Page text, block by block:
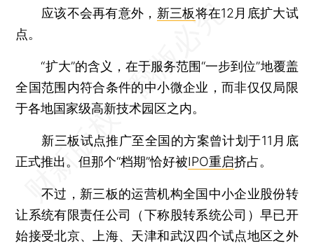
应该不会再有意外， 新三板将在12月底扩大试
点。
“扩大”的含义，在于服务范围“一步到位”地覆盖
全国范围内符合条件的中小微企业，而非仅仅局限
于各地国家级高新技术园区之内。
新三板试点推广至全国的方案曾计划于11月底
正式推出。但那个“档期”恰好被IPO重启挤占。
不过，新三板的运营机构全国中小企业股份转
让系统有限责任公司（下称股转系统公司）早已开
始接受北京、上海、天津和武汉四个试点地区之外